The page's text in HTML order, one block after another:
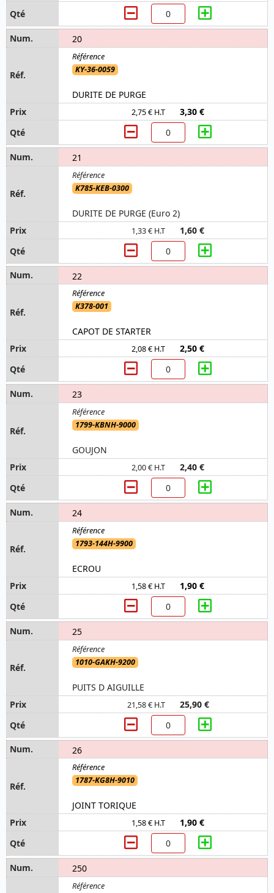
20
KY-36-0059
DURITE DE PURGE
2,75 € H.T 3,30 €
21
K785-KEB-0300
DURITE DE PURGE (Euro 2)
1,33 € H.T 1,60 €
22
K378-001
CAPOT DE STARTER
2,08 € H.T 2,50 €
23
1799-KBNH-9000
GOUJON
2,00 € H.T 2,40 €
24
1793-144H-9900
ECROU
1,58 € H.T 1,90 €
25
1010-GAKH-9200
PUITS D AIGUILLE
21,58 € H.T 25,90 €
26
1787-KG8H-9010
JOINT TORIQUE
1,58 € H.T 1,90 €
250